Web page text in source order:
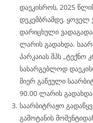
დაეკისროს, 2025
დეკემბრამდე,
დარიცხული
ლარის გადახდა.
პარკაიას შპს „ტექნო
სასარგებლოდ
მიერ გაწეული
90.00 ლარის
საარბიტრაჟო
გამოტანის